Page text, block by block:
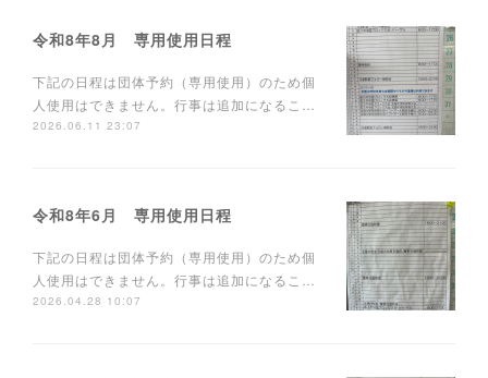
令和8年8月 専用使用日程
下記の日程は団体予約（専用使用）のため個
人使用はできません。行事は追加になるこ…
2026.06.11 23:07
令和8年6月 専用使用日程
下記の日程は団体予約（専用使用）のため個
人使用はできません。行事は追加になるこ…
2026.04.28 10:07